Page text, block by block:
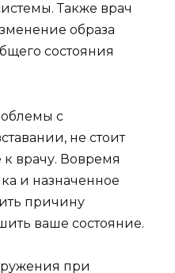
Также врач
образа
состояния
с
не стоит
врачу. Вовремя
и назначенное
причину
ваше состояние.
при